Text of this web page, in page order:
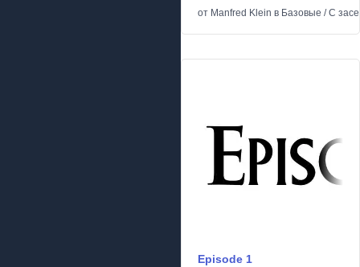
от Manfred Klein в Базовые /С
Episode 1